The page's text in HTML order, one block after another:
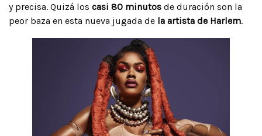
y precisa. Quizá los casi 80 minutos de duración son la
peor baza en esta nueva jugada de la artista de Harlem.